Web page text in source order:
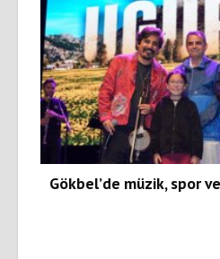
Gökbel’de müzik, spor